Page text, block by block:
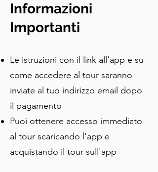
Passeggia per stretti vicoli, piazze
storiche e il Palazzo Reale, e visita il
Museo del Premio Nobel mentre
nascosti.
Informazioni
Importanti
Le istruzioni con il link all'app e su
come accedere al tour saranno
inviate al tuo indirizzo email dopo
il pagamento
Puoi ottenere accesso immediato
al tour scaricando l'app e
acquistando il tour sull'app